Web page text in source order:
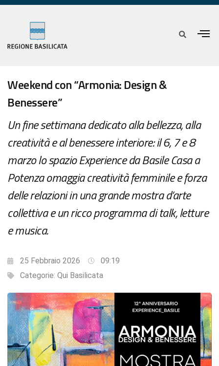
Weekend con “Armonia: Design &
Benessere”
Un fine settimana dedicato alla bellezza, alla
creatività e al benessere interiore: il 6, 7 e 8
marzo lo spazio Experience da Basile Casa a
Potenza omaggia creatività femminile e forza
delle relazioni in una grande mostra d’arte
collettiva e un ricco programma di talk, letture
e musica.
25 Febbraio 2026
09:19
Categorie: Qui Basilicata